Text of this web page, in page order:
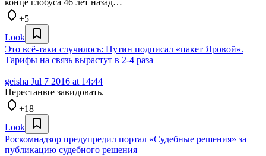
конце глобуса 46 лет назад…
+5
Look
Это всё-таки случилось: Путин подписал «пакет Яровой».
Тарифы на связь вырастут в 2-4 раза
geisha Jul 7 2016 at 14:44
Перестаньте завидовать.
+18
Look
Роскомнадзор предупредил портал «Судебные решения» за
публикацию судебного решения